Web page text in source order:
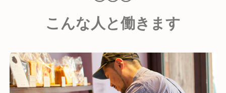
添加物の無い素材を、美味しくいただくことを考えて
パンを作りました。
地と、そこへ合わせる有機食材たち。かめばかむほど
味わい深く、素材の味わいです。
こんな人と働きます